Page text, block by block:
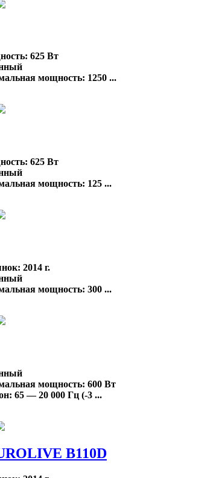
: 625 Вт
мощность: 1250 ...
: 625 Вт
мощность: 125 ...
: 2014 г.
мощность: 300 ...
мощность: 600 Вт
: 65 — 20 000 Гц (-3 ...
B110D